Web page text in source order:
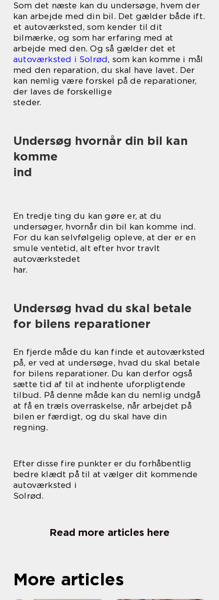
Som det næste kan du undersøge, hvem der
kan arbejde med din bil. Det gælder både ift.
et autoværksted, som kender til dit
bilmærke, og som har erfaring med at
arbejde med den. Og så gælder det et
autoværksted i Solrød, som kan komme i mål
med den reparation, du skal have lavet. Der
kan nemlig være forskel på de reparationer,
der laves de forskellige
steder.
Undersøg hvornår din bil kan
komme
ind
En tredje ting du kan gøre er, at du
undersøger, hvornår din bil kan komme ind.
For du kan selvfølgelig opleve, at der er en
smule ventetid, alt efter hvor travlt
autoværkstedet
har.
Undersøg hvad du skal betale
for bilens reparationer
En fjerde måde du kan finde et autoværksted
på, er ved at undersøge, hvad du skal betale
for bilens reparationer. Du kan derfor også
sætte tid af til at indhente uforpligtende
tilbud. På denne måde kan du nemlig undgå
at få en træls overraskelse, når arbejdet på
bilen er færdigt, og du skal have din
regning.
Efter disse fire punkter er du forhåbentlig
bedre klædt på til at vælger dit kommende
autoværksted i
Solrød.
Read more articles here
More articles